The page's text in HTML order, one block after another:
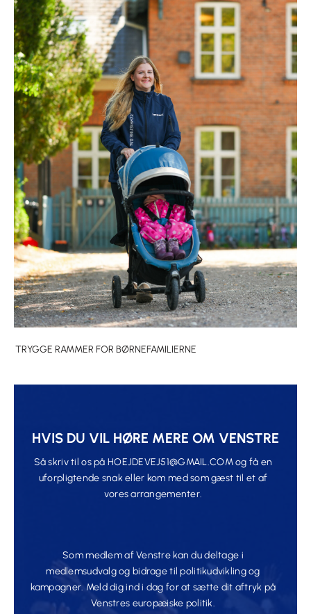
TRYGGE RAMMER FOR BØRNEFAMILIERNE
HVIS DU VIL HØRE MERE OM VENSTRE
Så skriv til os på HOEJDEVEJ51@GMAIL.COMog få en
uforpligtende snak eller kom med som gæst til et af
vores arrangementer.
Som medlem af Venstre kan du deltage i
medlemsudvalg og bidrage til politikudvikling og
kampagner. Meld dig ind i dag for at sætte dit aftryk på
Venstres europæiske politik.